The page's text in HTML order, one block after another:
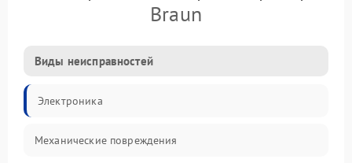
Braun
Виды неисправностей
Электроника
Механические повреждения